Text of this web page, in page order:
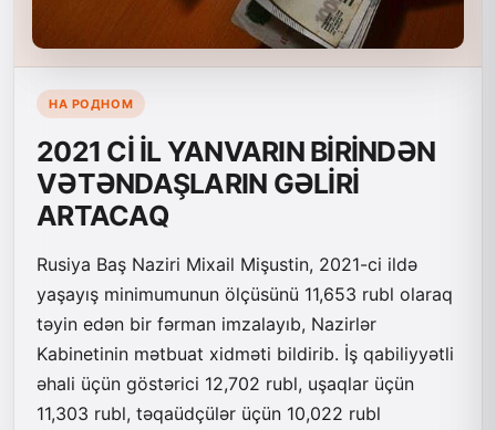
НА РОДНОМ
2021 Cİ İL YANVARIN BİRİNDƏN
VƏTƏNDAŞLARIN GƏLİRİ
ARTACAQ
Rusiya Baş Naziri Mixail Mişustin, 2021-ci ildə
yaşayış minimumunun ölçüsünü 11,653 rubl olaraq
təyin edən bir fərman imzalayıb, Nazirlər
Kabinetinin mətbuat xidməti bildirib. İş qabiliyyətli
əhali üçün göstərici 12,702 rubl, uşaqlar üçün
11,303 rubl, təqaüdçülər üçün 10,022 rubl